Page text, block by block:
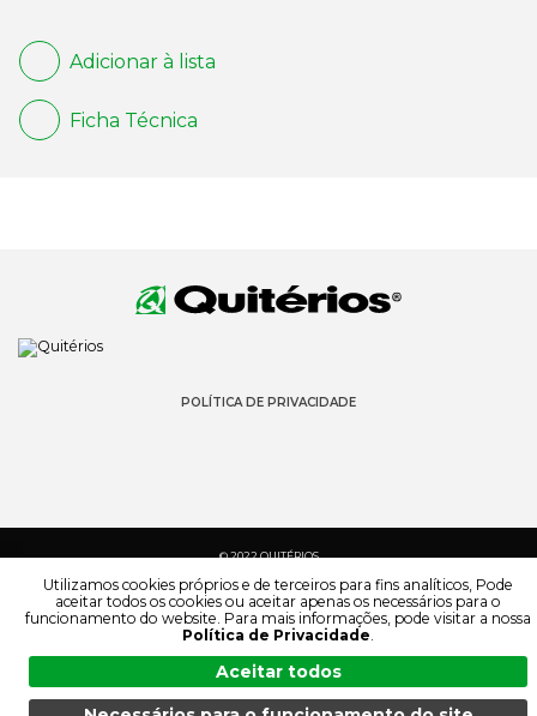
Adicionar à lista
Ficha Técnica
POLÍTICA DE PRIVACIDADE
© 2022 QUITÉRIOS
Utilizamos cookies próprios e de terceiros para fins analíticos, Pode
aceitar todos os cookies ou aceitar apenas os necessários para o
funcionamento do website. Para mais informações, pode visitar a nossa
Política de Privacidade.
Aceitar todos